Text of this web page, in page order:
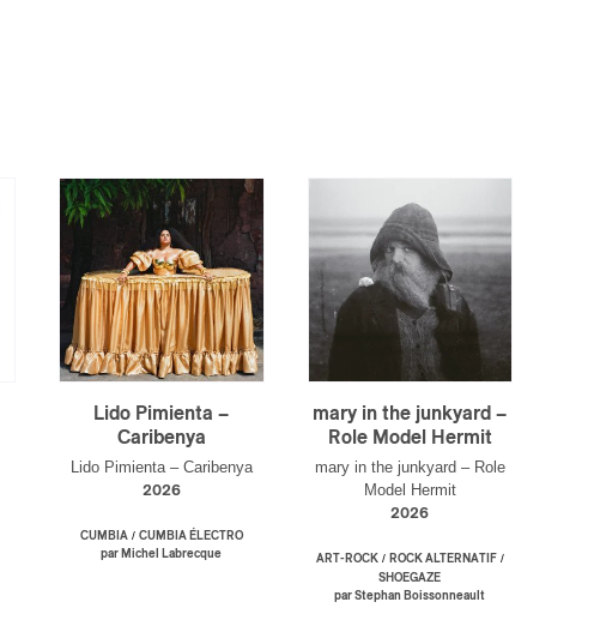
Lido Pimienta –
Caribenya
Lido Pimienta – Caribenya
2026
CUMBIA/ CUMBIA ÉLECTRO
par Michel Labrecque
mary in the junkyard –
Role Model Hermit
mary in the junkyard – Role
Model Hermit
2026
ART-ROCK/ ROCK ALTERNATIF/
SHOEGAZE
par Stephan Boissonneault